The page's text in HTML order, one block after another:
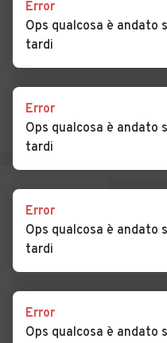
Vitale
Auto usate Mestrino
Auto usate Montagnana
Auto usate Noventa
Auto usate Pernumia
Auto usate Piazzola sul
Auto usate Piove di Sacco
Auto usate Ponso
Error
Ops qualcosa è andato
tardi
Error
Ops qualcosa è andato
tardi
Error
Ops qualcosa è andato
tardi
Error
Ops qualcosa è andato